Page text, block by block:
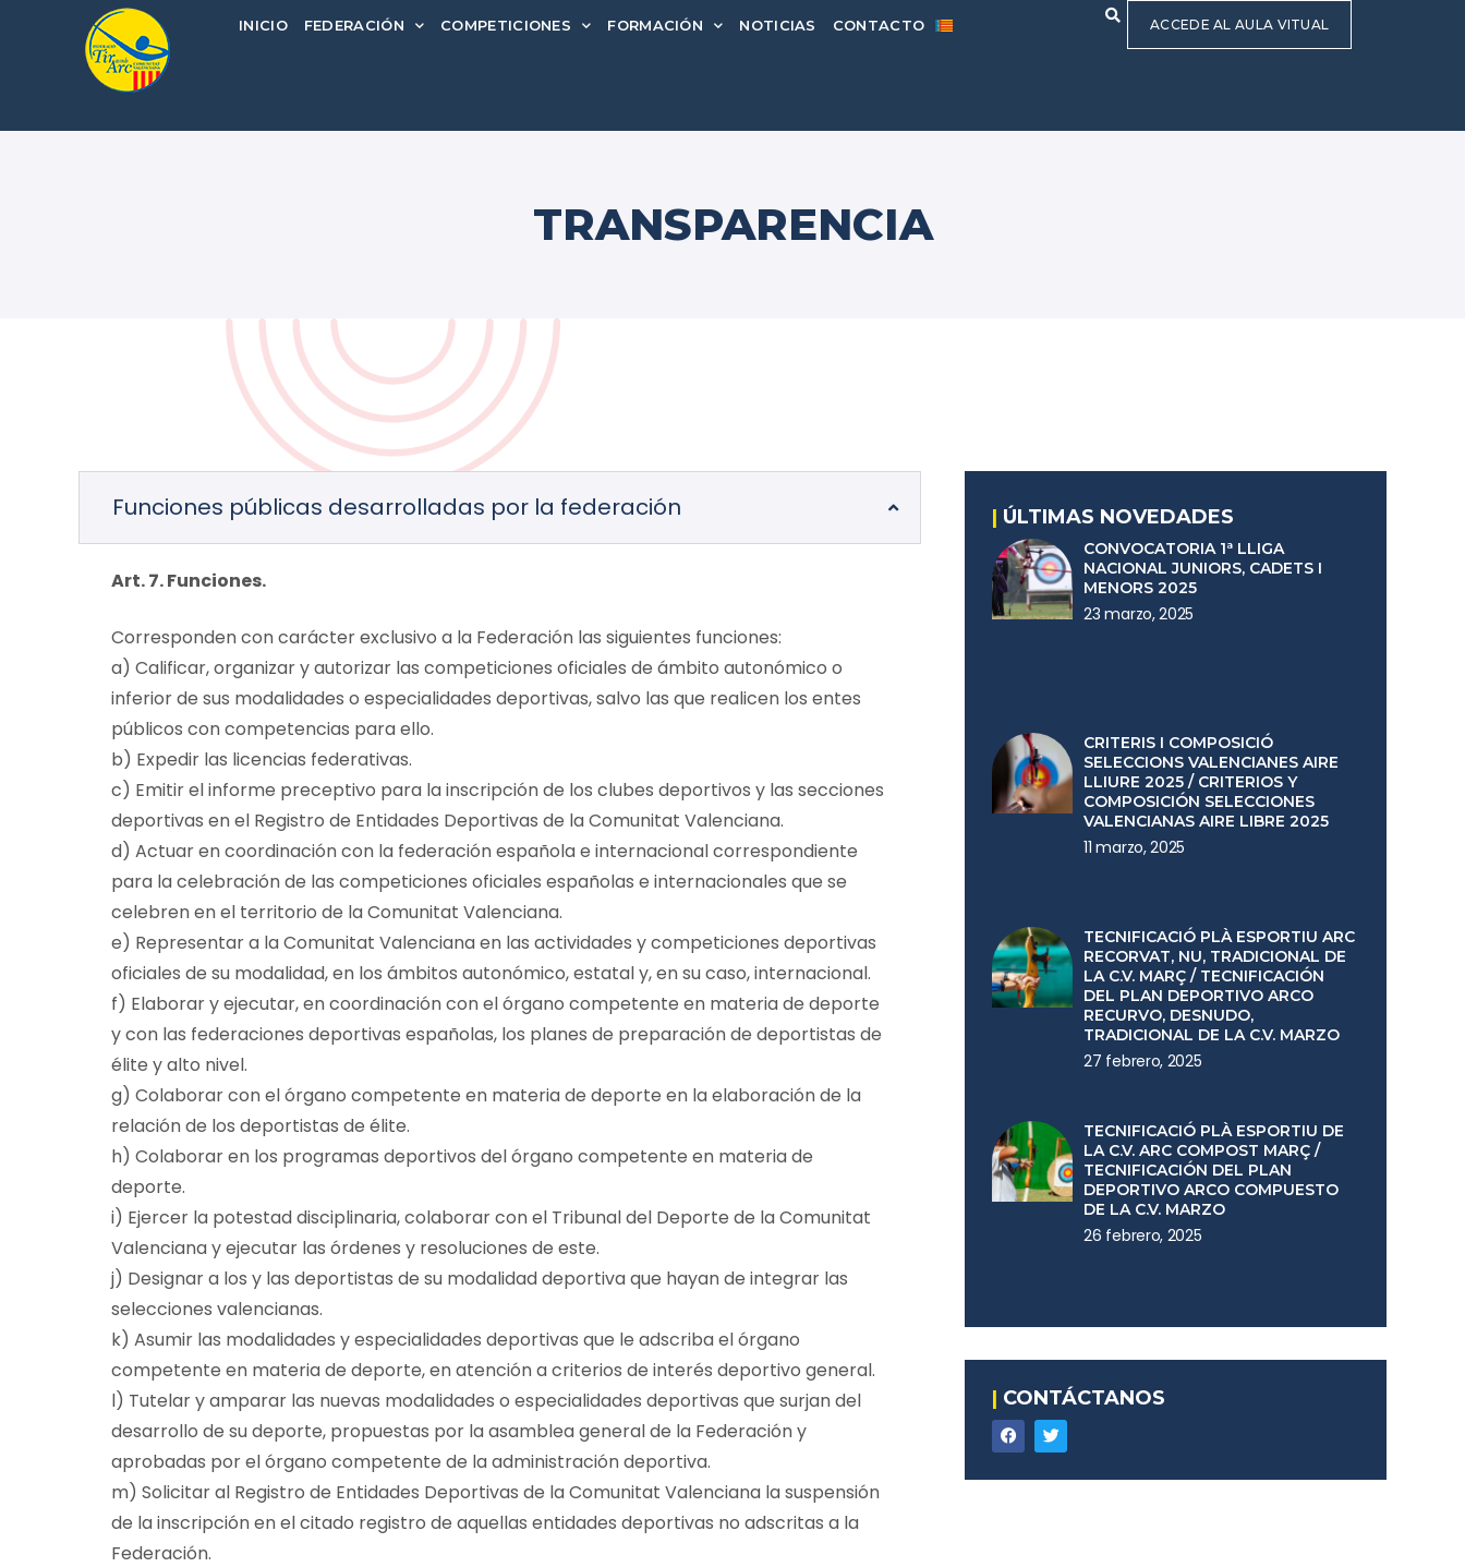
INICIO FEDERACIÓN COMPETICIONES FORMACIÓN NOTICIAS CONTACTO ACCEDE AL AULA VITUAL
TRANSPARENCIA
Funciones públicas desarrolladas por la federación
Art. 7. Funciones.
Corresponden con carácter exclusivo a la Federación las siguientes funciones:
a) Calificar, organizar y autorizar las competiciones oficiales de ámbito autonómico o
inferior de sus modalidades o especialidades deportivas, salvo las que realicen los entes
públicos con competencias para ello.
b) Expedir las licencias federativas.
c) Emitir el informe preceptivo para la inscripción de los clubes deportivos y las secciones
deportivas en el Registro de Entidades Deportivas de la Comunitat Valenciana.
d) Actuar en coordinación con la federación española e internacional correspondiente
para la celebración de las competiciones oficiales españolas e internacionales que se
celebren en el territorio de la Comunitat Valenciana.
e) Representar a la Comunitat Valenciana en las actividades y competiciones deportivas
oficiales de su modalidad, en los ámbitos autonómico, estatal y, en su caso, internacional.
f) Elaborar y ejecutar, en coordinación con el órgano competente en materia de deporte
y con las federaciones deportivas españolas, los planes de preparación de deportistas de
élite y alto nivel.
g) Colaborar con el órgano competente en materia de deporte en la elaboración de la
relación de los deportistas de élite.
h) Colaborar en los programas deportivos del órgano competente en materia de
deporte.
i) Ejercer la potestad disciplinaria, colaborar con el Tribunal del Deporte de la Comunitat
Valenciana y ejecutar las órdenes y resoluciones de este.
j) Designar a los y las deportistas de su modalidad deportiva que hayan de integrar las
selecciones valencianas.
k) Asumir las modalidades y especialidades deportivas que le adscriba el órgano
competente en materia de deporte, en atención a criterios de interés deportivo general.
l) Tutelar y amparar las nuevas modalidades o especialidades deportivas que surjan del
desarrollo de su deporte, propuestas por la asamblea general de la Federación y
aprobadas por el órgano competente de la administración deportiva.
m) Solicitar al Registro de Entidades Deportivas de la Comunitat Valenciana la suspensión
de la inscripción en el citado registro de aquellas entidades deportivas no adscritas a la
Federación.
| ÚLTIMAS NOVEDADES
CONVOCATORIA 1ª LLIGA
NACIONAL JUNIORS, CADETS I
MENORS 2025
23 marzo, 2025
CRITERIS I COMPOSICIÓ
SELECCIONS VALENCIANES AIRE
LLIURE 2025 / CRITERIOS Y
COMPOSICIÓN SELECCIONES
VALENCIANAS AIRE LIBRE 2025
11 marzo, 2025
TECNIFICACIÓ PLÀ ESPORTIU ARC
RECORVAT, NU, TRADICIONAL DE
LA C.V. MARÇ / TECNIFICACIÓN
DEL PLAN DEPORTIVO ARCO
RECURVO, DESNUDO,
TRADICIONAL DE LA C.V. MARZO
27 febrero, 2025
TECNIFICACIÓ PLÀ ESPORTIU DE
LA C.V. ARC COMPOST MARÇ /
TECNIFICACIÓN DEL PLAN
DEPORTIVO ARCO COMPUESTO
DE LA C.V. MARZO
26 febrero, 2025
| CONTÁCTANOS